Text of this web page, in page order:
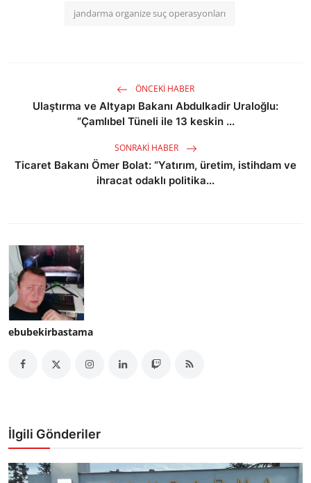
jandarma organize suç operasyonları
ÖNCEKI HABER
Ulaştırma ve Altyapı Bakanı Abdulkadir Uraloğlu:
“Çamlıbel Tüneli ile 13 keskin ...
SONRAKI HABER
Ticaret Bakanı Ömer Bolat: “Yatırım, üretim, istihdam ve
ihracat odaklı politika...
ebubekirbastama
İlgili Gönderiler